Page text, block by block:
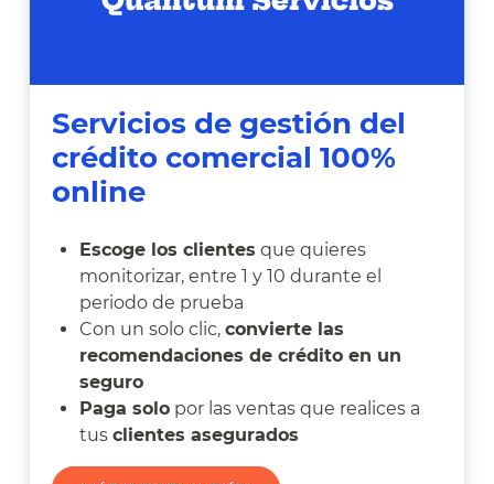
Servicios de gestión del
crédito comercial 100%
online
Escoge los clientes que quieres
monitorizar, entre 1 y 10 durante el
periodo de prueba
Con un solo clic, convierte las
recomendaciones de crédito en un
seguro
Paga solo por las ventas que realices a
tus clientes asegurados